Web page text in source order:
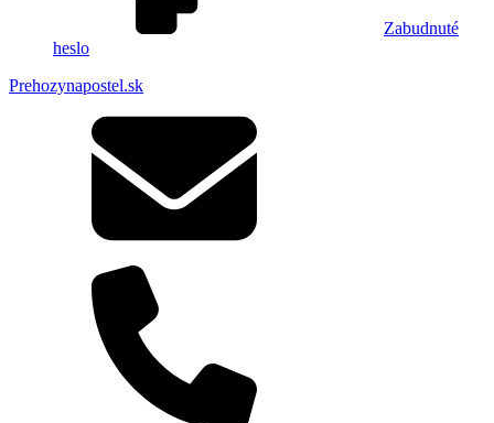
Zabudnuté
heslo
Prehozynapostel.sk